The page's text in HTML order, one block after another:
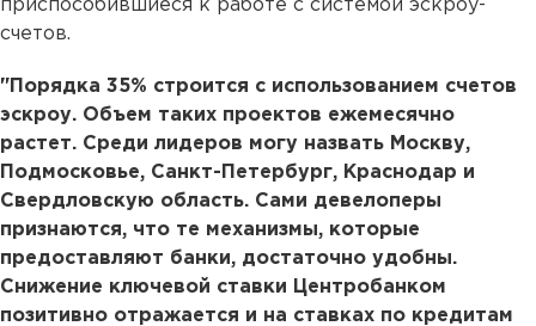
приспособившиеся к работе с системой эскроу-
счетов.
"Порядка 35% строится с использованием счетов
эскроу. Объем таких проектов ежемесячно
растет. Среди лидеров могу назвать Москву,
Подмосковье, Санкт-Петербург, Краснодар и
Свердловскую область. Сами девелоперы
признаются, что те механизмы, которые
предоставляют банки, достаточно удобны.
Снижение ключевой ставки Центробанком
позитивно отражается и на ставках по кредитам